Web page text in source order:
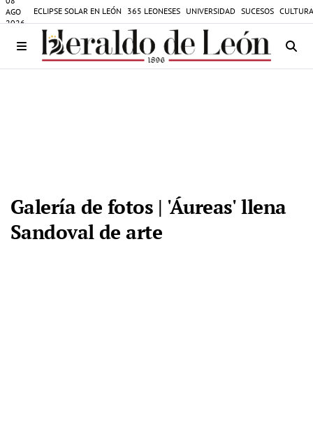
AGO
2026
ECLIPSE SOLAR EN LEÓN 365 LEONESES UNIVERSIDAD SUCESOS
Galería de fotos | 'Áureas' llena
Sandoval de arte